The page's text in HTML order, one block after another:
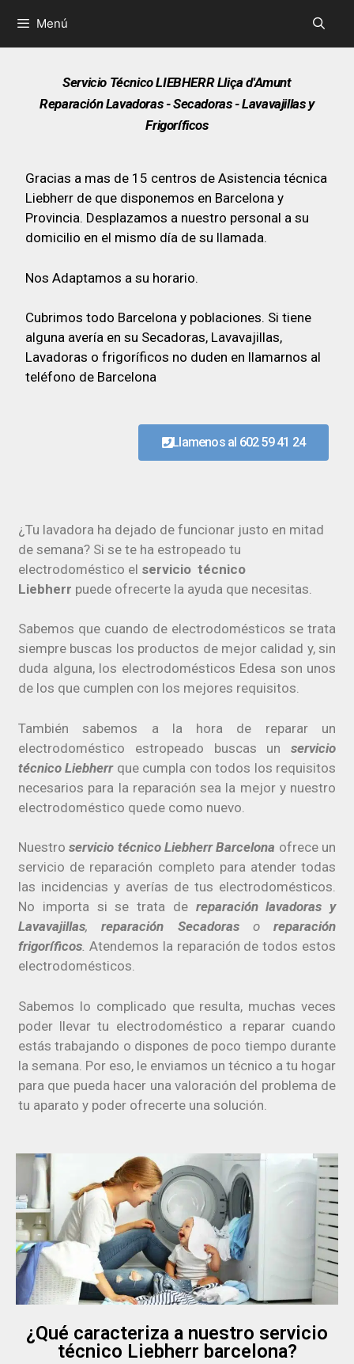
Menú
Servicio Técnico LIEBHERR Lliça d'Amunt
Reparación Lavadoras - Secadoras - Lavavajillas y
Frigoríficos
Gracias a mas de 15 centros de Asistencia técnica
Liebherr de que disponemos en Barcelona y
Provincia. Desplazamos a nuestro personal a su
domicilio en el mismo día de su llamada.
Nos Adaptamos a su horario.
Cubrimos todo Barcelona y poblaciones. Si tiene
alguna avería en su Secadoras, Lavavajillas,
Lavadoras o frigoríficos no duden en llamarnos al
teléfono de Barcelona
Llamenos al 602 59 41 24
¿Tu lavadora ha dejado de funcionar justo en mitad
de semana? Si se te ha estropeado tu
electrodoméstico el servicio técnico
Liebherr puede ofrecerte la ayuda que necesitas.
Sabemos que cuando de electrodomésticos se trata
siempre buscas los productos de mejor calidad y, sin
duda alguna, los electrodomésticos Edesa son unos
de los que cumplen con los mejores requisitos.
También sabemos a la hora de reparar un
electrodoméstico estropeado buscas un servicio
técnico Liebherrque cumpla con todos los requisitos
necesarios para la reparación sea la mejor y nuestro
electrodoméstico quede como nuevo.
Nuestroservicio técnico Liebherr Barcelona ofrece un
servicio de reparación completo para atender todas
las incidencias y averías de tus electrodomésticos.
No importa si se trata de reparación lavadoras y
Lavavajillas,reparación Secadoraso reparación
frigoríficos. Atendemos la reparación de todos estos
electrodomésticos.
Sabemos lo complicado que resulta, muchas veces
poder llevar tu electrodoméstico a reparar cuando
estás trabajando o dispones de poco tiempo durante
la semana. Por eso, le enviamos un técnico a tu hogar
para que pueda hacer una valoración del problema de
tu aparato y poder ofrecerte una solución.
¿Qué caracteriza a nuestro servicio
técnico Liebherr barcelona?